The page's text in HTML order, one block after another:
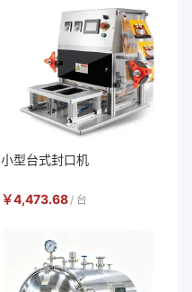
小型台式封口机
￥4,473.68/ 台